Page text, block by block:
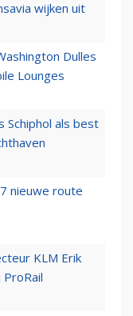
wijken uit
Dulles
Lounges
Schiphol als best
nieuwe route
KLM Erik